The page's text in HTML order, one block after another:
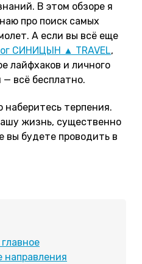
В этом обзоре я
про поиск самых
А если вы всё еще
СИНИЦЫН ▲ TRAVEL,
лайфхаков и личного
всё бесплатно.
наберитесь терпения.
жизнь, существенно
вы будете проводить в